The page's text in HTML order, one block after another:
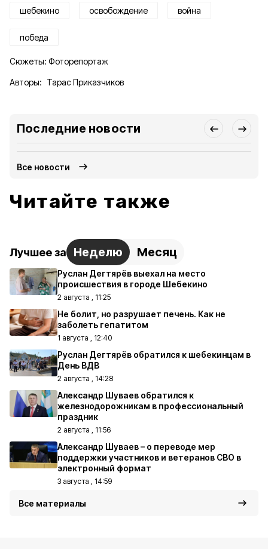
шебекино освобождение война
победа
Сюжеты: Фоторепортаж
Авторы: Тарас Приказчиков
Последние новости
Все новости
Читайте также
Лучшее за Неделю Месяц
Руслан Дегтярёв выехал на место
происшествия в городе Шебекино
2 августа , 11:25
Не болит, но разрушает печень. Как не
заболеть гепатитом
1 августа , 12:40
Руслан Дегтярёв обратился к шебекинцам в
День ВДВ
2 августа , 14:28
Александр Шуваев обратился к
железнодорожникам в профессиональный
праздник
2 августа , 11:56
Александр Шуваев – о переводе мер
поддержки участников и ветеранов СВО в
электронный формат
3 августа , 14:59
Все материалы